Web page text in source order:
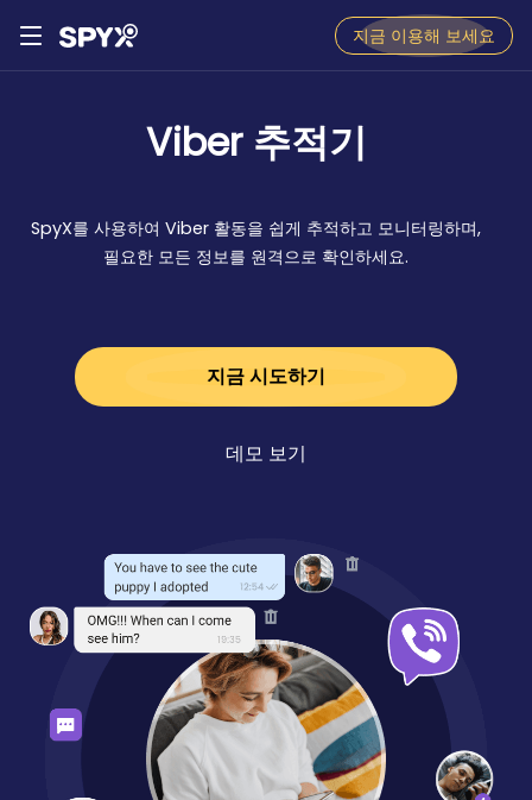
지금 이용해 보세요
Viber 추적기
SpyX를 사용하여 Viber 활동을 쉽게 추적하고 모니터링하며,
필요한 모든 정보를 원격으로 확인하세요.
지금 시도하기
데모 보기